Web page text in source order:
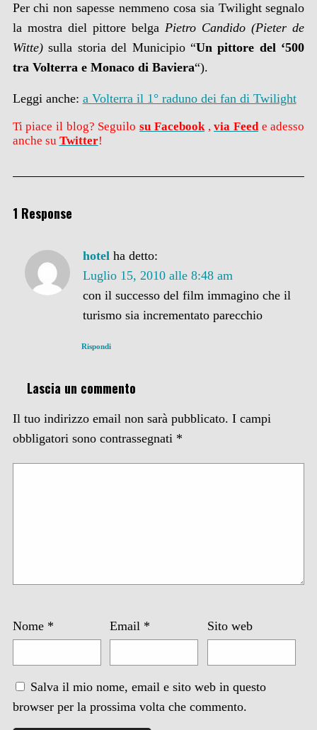
Per chi non sapesse nemmeno cosa sia Twilight segnalo
la mostra diel pittore belgaPietro Candido (Pieter de
Witte)sulla storia del Municipio “Un pittore del ‘500
tra Volterra e Monaco di Baviera“).
Leggi anche: a Volterra il 1° raduno dei fan di Twilight
Ti piace il blog? Seguilo su Facebook , via Feed e adesso
anche su Twitter!
1 Response
hotel ha detto:
Luglio 15, 2010 alle 8:48 am
con il successo del film immagino che il
turismo sia incrementato parecchio
Rispondi
Lascia un commento
Il tuo indirizzo email non sarà pubblicato. I campi
obbligatori sono contrassegnati *
Nome * Email * Sito web
Salva il mio nome, email e sito web in questo
browser per la prossima volta che commento.